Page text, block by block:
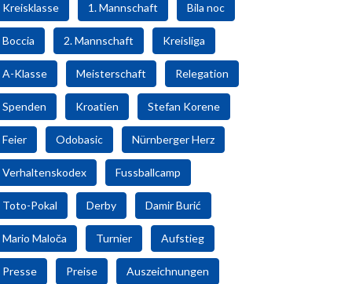
Kreisklasse 1. Mannschaft Bila noc
Boccia 2. Mannschaft Kreisliga
A-Klasse Meisterschaft Relegation
Spenden Kroatien Stefan Korene
Feier Odobasic Nürnberger Herz
Verhaltenskodex Fussballcamp
Toto-Pokal Derby Damir Burić
Mario Maloča Turnier Aufstieg
Presse Preise Auszeichnungen